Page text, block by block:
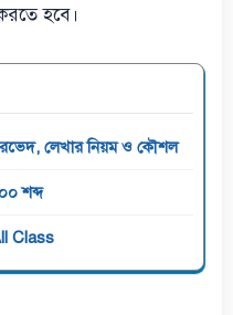
হবে।
লেখার নিয়ম ও কৌশল
শব্দ
Class